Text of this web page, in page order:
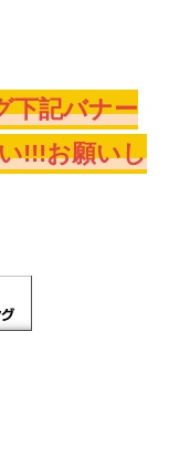
下記バナー
!!!お願いし